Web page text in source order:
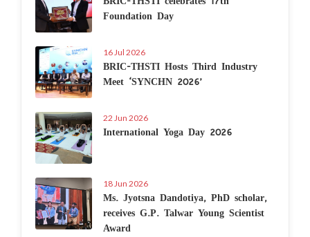
Foundation Day
16 Jul 2026
BRIC-THSTI Hosts Third Industry
Meet ‘SYNCHN 2026’
22 Jun 2026
International Yoga Day 2026
18 Jun 2026
Ms. Jyotsna Dandotiya, PhD scholar,
receives G.P. Talwar Young Scientist
Award